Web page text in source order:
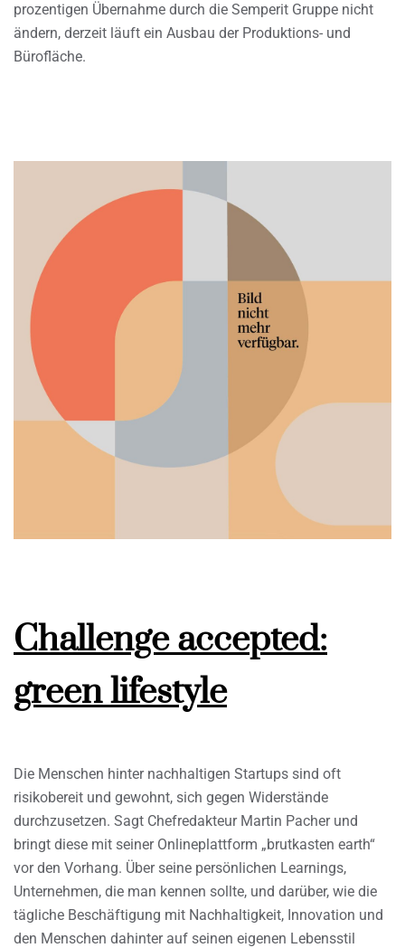
prozentigen Übernahme durch die Semperit Gruppe nicht
ändern, derzeit läuft ein Ausbau der Produktions- und
Bürofläche.
Challenge accepted:
green lifestyle
Die Menschen hinter nachhaltigen Startups sind oft
risikobereit und gewohnt, sich gegen Widerstände
durchzusetzen. Sagt Chefredakteur Martin Pacher und
bringt diese mit seiner Onlineplattform „brutkasten earth“
vor den Vorhang. Über seine persönlichen Learnings,
Unternehmen, die man kennen sollte, und darüber, wie die
tägliche Beschäftigung mit Nachhaltigkeit, Innovation und
den Menschen dahinter auf seinen eigenen Lebensstil